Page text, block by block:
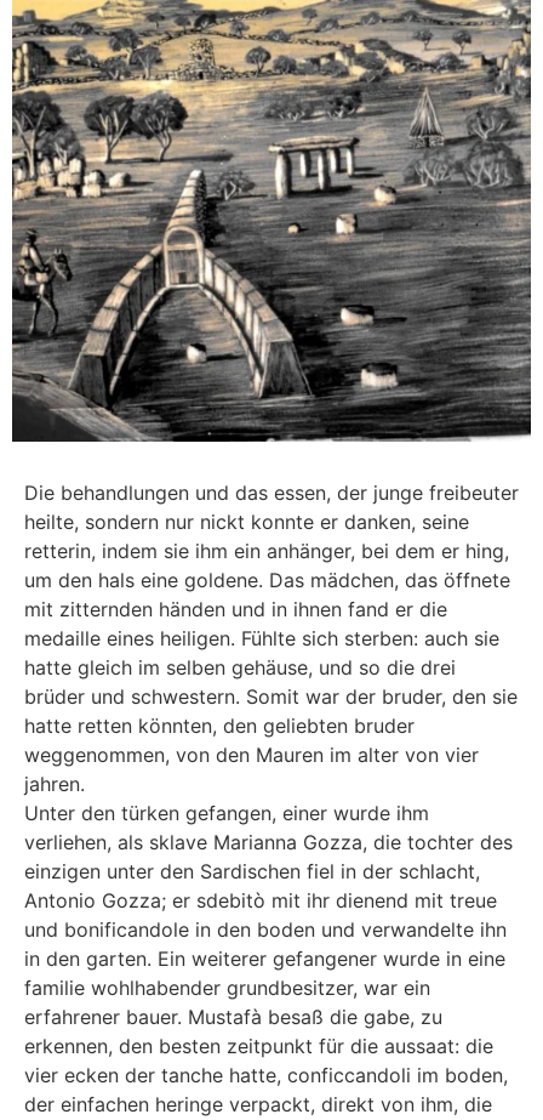
Die behandlungen und das essen, der junge freibeuter
heilte, sondern nur nickt konnte er danken, seine
retterin, indem sie ihm ein anhänger, bei dem er hing,
um den hals eine goldene. Das mädchen, das öffnete
mit zitternden händen und in ihnen fand er die
medaille eines heiligen. Fühlte sich sterben: auch sie
hatte gleich im selben gehäuse, und so die drei
brüder und schwestern. Somit war der bruder, den sie
hatte retten könnten, den geliebten bruder
weggenommen, von den Mauren im alter von vier
jahren.
Unter den türken gefangen, einer wurde ihm
verliehen, als sklave Marianna Gozza, die tochter des
einzigen unter den Sardischen fiel in der schlacht,
Antonio Gozza; er sdebitò mit ihr dienend mit treue
und bonificandole in den boden und verwandelte ihn
in den garten. Ein weiterer gefangener wurde in eine
familie wohlhabender grundbesitzer, war ein
erfahrener bauer. Mustafà besaß die gabe, zu
erkennen, den besten zeitpunkt für die aussaat: die
vier ecken der tanche hatte, conficcandoli im boden,
der einfachen heringe verpackt, direkt von ihm, die